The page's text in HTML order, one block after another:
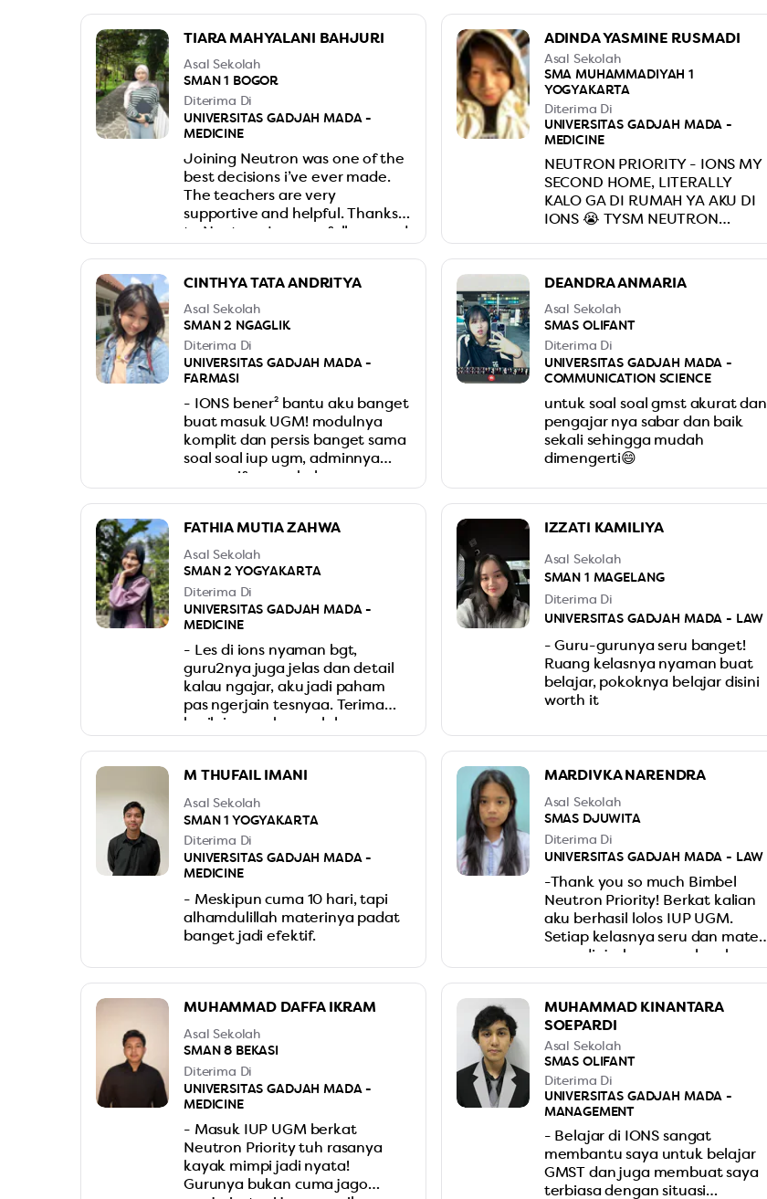
menjelaskan. Rasanya bebas
bertanya dan tidak di pressure
untuk harus tau. Rasanya
seperti beneran belajar. Thanks
Neutron Priority.
TIARA MAHYALANI BAHJURI
Asal Sekolah
SMAN 1 BOGOR
Diterima Di
UNIVERSITAS GADJAH MADA -
MEDICINE
Joining Neutron was one of the
best decisions i’ve ever made.
The teachers are very
supportive and helpful. Thanks
to Neutron, I successfully passed
the IUP UGM
ADINDA YASMINE RUSMADI
Asal Sekolah
SMA MUHAMMADIYAH 1
YOGYAKARTA
Diterima Di
UNIVERSITAS GADJAH MADA -
MEDICINE
NEUTRON PRIORITY - IONS MY
SECOND HOME, LITERALLY
KALO GA DI RUMAH YA AKU DI
IONS 😭 TYSM NEUTRON
NGEWUJUDIN MIMPI AKU
CINTHYA TATA ANDRITYA
Asal Sekolah
SMAN 2 NGAGLIK
Diterima Di
UNIVERSITAS GADJAH MADA -
FARMASI
- IONS bener² bantu aku banget
buat masuk UGM! modulnya
komplit dan persis banget sama
soal soal iup ugm, adminnya
responsif, ruang kelasnya
nyaman, tentor² nya juga baik²
POKOKNYA RECOMMENDED
BGTT DEH LES DI IONS KL MAU
MASUK IUP UGM
DEANDRA ANMARIA
Asal Sekolah
SMAS OLIFANT
Diterima Di
UNIVERSITAS GADJAH MADA -
COMMUNICATION SCIENCE
untuk soal soal gmst akurat dan
pengajar nya sabar dan baik
sekali sehingga mudah
dimengerti😄
FATHIA MUTIA ZAHWA
Asal Sekolah
SMAN 2 YOGYAKARTA
Diterima Di
UNIVERSITAS GADJAH MADA -
MEDICINE
- Les di ions nyaman bgt,
guru2nya juga jelas dan detail
kalau ngajar, aku jadi paham
pas ngerjain tesnyaa. Terima
kasih ions, sukses selalu
IZZATI KAMILIYA
Asal Sekolah
SMAN 1 MAGELANG
Diterima Di
UNIVERSITAS GADJAH MADA - LAW
- Guru-gurunya seru banget!
Ruang kelasnya nyaman buat
belajar, pokoknya belajar disini
worth it
M THUFAIL IMANI
Asal Sekolah
SMAN 1 YOGYAKARTA
Diterima Di
UNIVERSITAS GADJAH MADA -
MEDICINE
- Meskipun cuma 10 hari, tapi
alhamdulillah materinya padat
banget jadi efektif.
MARDIVKA NARENDRA
Asal Sekolah
SMAS DJUWITA
Diterima Di
UNIVERSITAS GADJAH MADA - LAW
-Thank you so much Bimbel
Neutron Priority! Berkat kalian
aku berhasil lolos IUP UGM.
Setiap kelasnya seru dan materi
yang diajarkan super lengkap.
Gurunya juga ramah dan selalu
ngerti. Aku jadi lebih pede dan
siap banget buat ujian. Love
you, Neutron Priority!
MUHAMMAD DAFFA IKRAM
Asal Sekolah
SMAN 8 BEKASI
Diterima Di
UNIVERSITAS GADJAH MADA -
MEDICINE
- Masuk IUP UGM berkat
Neutron Priority tuh rasanya
kayak mimpi jadi nyata!
Gurunya bukan cuma jago
MUHAMMAD KINANTARA
SOEPARDI
Asal Sekolah
SMAS OLIFANT
Diterima Di
UNIVERSITAS GADJAH MADA -
MANAGEMENT
- Belajar di IONS sangat
membantu saya untuk belajar
GMST dan juga membuat saya
terbiasa dengan situasi